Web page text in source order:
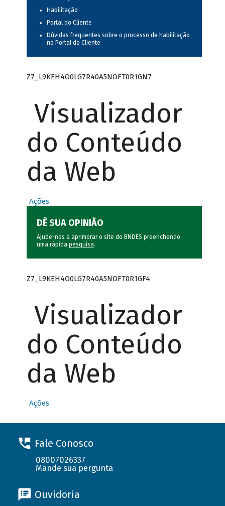
Habilitação
Portal do Cliente
Dúvidas frequentes sobre o processo de habilitação
no Portal do Cliente
Z7_L9KEH4O0LG7R40A5NOFT0R1GN7
Visualizador
do Conteúdo
da Web
Ações
DÊ SUA OPINIÃO
Ajude-nos a aprimorar o site do BNDES preenchendo
uma rápida pesquisa.
Z7_L9KEH4O0LG7R40A5NOFT0R1GF4
Visualizador
do Conteúdo
da Web
Ações
Fale Conosco
08007026337
Mande sua pergunta
Ouvidoria